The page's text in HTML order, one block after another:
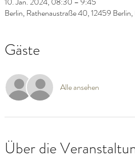
Berlin, Rathenaustraße 40, 12459
Gäste
Alle ansehen
Über die